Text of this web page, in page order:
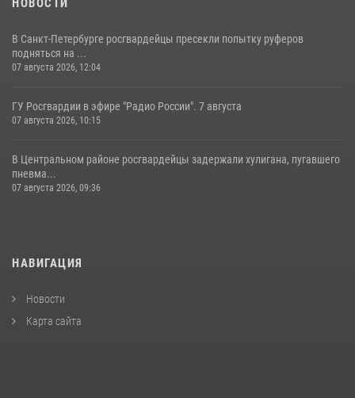
НОВОСТИ
В Санкт-Петербурге росгвардейцы пресекли попытку руферов
подняться на ...
07 августа 2026, 12:04
ГУ Росгвардии в эфире "Радио России". 7 августа
07 августа 2026, 10:15
В Центральном районе росгвардейцы задержали хулигана, пугавшего
пневма...
07 августа 2026, 09:36
НАВИГАЦИЯ
Новости
Карта сайта